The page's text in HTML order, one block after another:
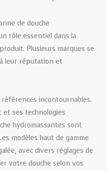
de douche
rôle essentiel dans la
Plusieurs marques se
leur réputation et
références incontournables.
et ses technologies
hydromassantes sont
modèles haut de gamme
avec divers réglages de
votre douche selon vos